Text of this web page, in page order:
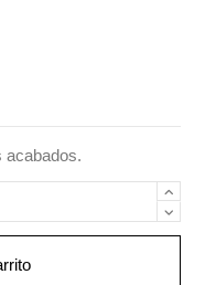
acabados.